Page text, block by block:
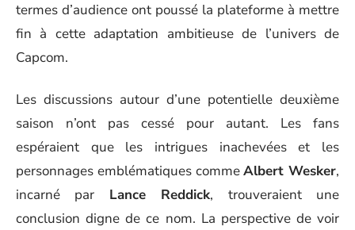
termes d’audience ont poussé la plateforme à mettre
fin à cette adaptation ambitieuse de l’univers de
Capcom.
Les discussions autour d’une potentielle deuxième
saison n’ont pas cessé pour autant. Les fans
espéraient que les intrigues inachevées et les
personnages emblématiques commeAlbert Wesker,
incarné par Lance Reddick, trouveraient une
conclusion digne de ce nom. La perspective de voir